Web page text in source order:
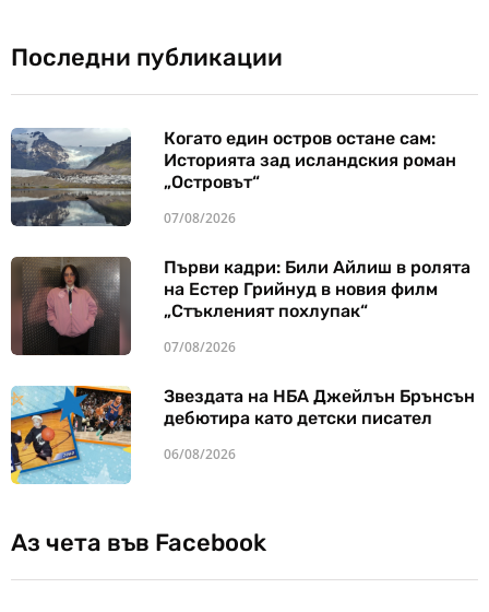
Последни публикации
Когато един остров остане сам:
Историята зад исландския роман
„Островът“
07/08/2026
Първи кадри: Били Айлиш в ролята
на Естер Грийнуд в новия филм
„Стъкленият похлупак“
07/08/2026
Звездата на НБА Джейлън Брънсън
дебютира като детски писател
06/08/2026
Аз чета във Facebook